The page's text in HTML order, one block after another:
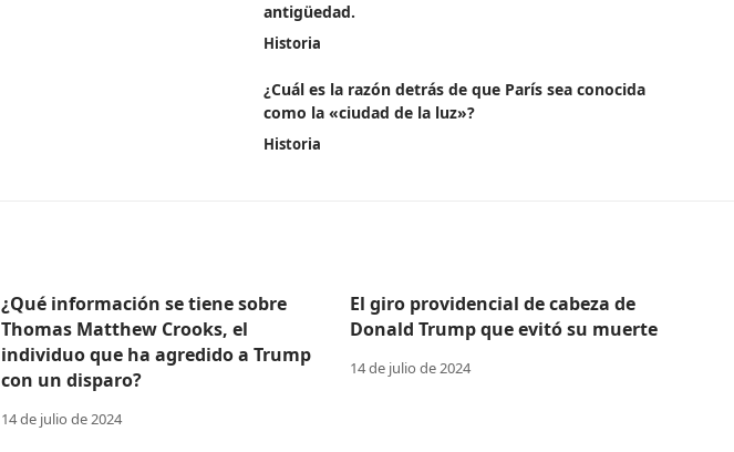
antigüedad.
Historia
¿Cuál es la razón detrás de que París sea conocida
como la «ciudad de la luz»?
Historia
¿Qué información se tiene sobre
Thomas Matthew Crooks, el
individuo que ha agredido a Trump
con un disparo?
14 de julio de 2024
El giro providencial de cabeza de
Donald Trump que evitó su muerte
14 de julio de 2024